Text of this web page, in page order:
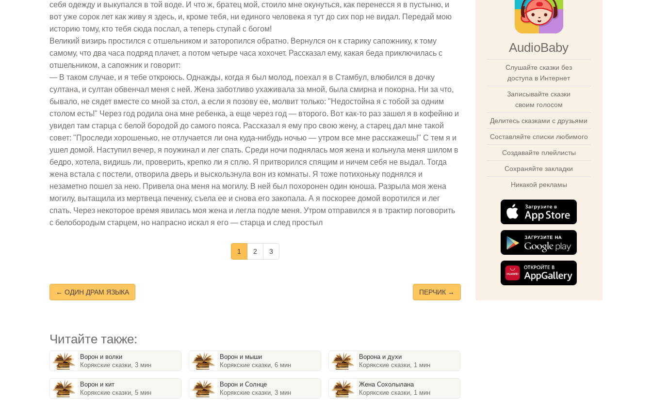
себя одежду и выкупался в той воде. И что ж, братец мой, стоило мне окунуться, как перенесся я в пустыню, и
вот уже сорок лет как живу я здесь, и, кроме тебя, ни единого человека я тут до сих пор не видал. Передай мою
историю тому, кто тебя сюда послал, а теперь ступай с богом!
Великий визирь простился с отшельником и заторопился обратно. Вернулся он к старику сапожнику, к тому
самому, что два часа подряд плачет, а потом четыре часа хохочет. Рассказал ему, какая беда приключилась с
отшельником, а сапожник и говорит:
— В таком случае, и я тебе откроюсь. Однажды, когда я был молод, поехал я в Стамбул, влюбился в дочку
султана, и султан обвенчал меня с ней. Жена заботливо ухаживала за мной, была смирна и покорна. Ни за что,
бывало, не сядет вместе со мной за стол, а если я позову ее, молвит только: "Недостойна я с тобой за одним
столом есть!" Через год родила она мне ребенка, а еще через год — второго. Вот как-то раз зашел я в кофейню и
увидел там старца с белой бородой до самого пояса. Рассказал я ему про свою жену, а старец дал мне такой
совет: "Проследи хорошенько, не отлучается ли она куда-нибудь ночью — утром все мне расскажешь!" С тем я и
ушел домой. Наступил вечер, я поужинал и лег спать. Среди ночи поднялась моя жена и кольнула меня шилом в
бедро, хотела, видишь ли, проверить, крепко ли я сплю. Я притворился спящим и ничем себя не выдал. Тогда
жена встала с постели, отворила дверь и выскользнула вон из комнаты. Я тоже потихоньку поднялся и
незаметно пошел за нею. Привела она меня на могилу. В ней был похоронен один юноша. Разрыла моя жена
могилу, вытащила из мертвеца печенку, съела ее и снова его закопала. А я поскорее домой воротился и лег
спать. Через некоторое время явилась моя жена и легла подле меня. Утром отправился я в трактир поговорить
с белобородым старцем, но напрасно искал я его — старца и след простыл
1 2 3
← ОДИН ДРАМ ЯЗЫКА ПЕРЧИК →
Читайте также:
Ворон и волки
Корякские сказки, 3 мин
Ворон и кит
Корякские сказки, 5 мин
Ворон и мыши
Корякские сказки, 6 мин
Ворон и Солнце
Корякские сказки, 3 мин
Ворона и духи
Корякские сказки, 1 мин
Жена Сохолылана
Корякские сказки, 1 мин
AudioBaby
Слушайте сказки без
доступа в Интернет
Записывайте сказки
своим голосом
Делитесь сказками с друзьями
Составляйте списки любимого
Создавайте плейлисты
Сохраняйте закладки
Никакой рекламы